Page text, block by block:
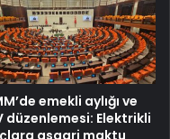
emekli aylığı ve
düzenlemesi: Elektrikli
asgari maktu